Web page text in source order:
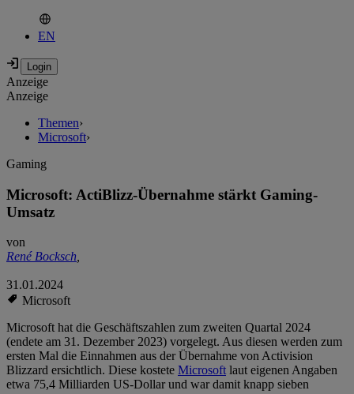
EN
Anzeige
Anzeige
Themen›
Microsoft›
Gaming
Microsoft: ActiBlizz-Übernahme stärkt Gaming-
Umsatz
von
René Bocksch,
31.01.2024
Microsoft
Microsoft hat die Geschäftszahlen zum zweiten Quartal 2024
(endete am 31. Dezember 2023) vorgelegt. Aus diesen werden zum
ersten Mal die Einnahmen aus der Übernahme von Activision
Blizzard ersichtlich. Diese kostete Microsoftlaut eigenen Angaben
etwa 75,4 Milliarden US-Dollar und war damit knapp sieben